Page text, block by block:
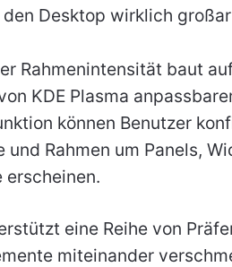
Desktop wirklich
Rahmenintensität baut
KDE Plasma
können Benutzer
Rahmen um Panels,
eine Reihe von
miteinander